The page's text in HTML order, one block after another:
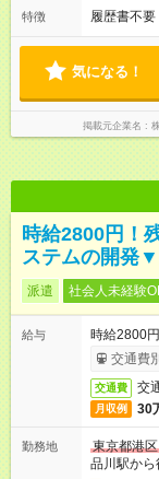
特徴 履歴書不要
気になる！
掲載元企業名
時給2800円！
ステムの開発
派遣 社会人未経験
給与
時給2800
交通費
交通費 交
月収例 30
勤務地
東京都港区
品川駅か